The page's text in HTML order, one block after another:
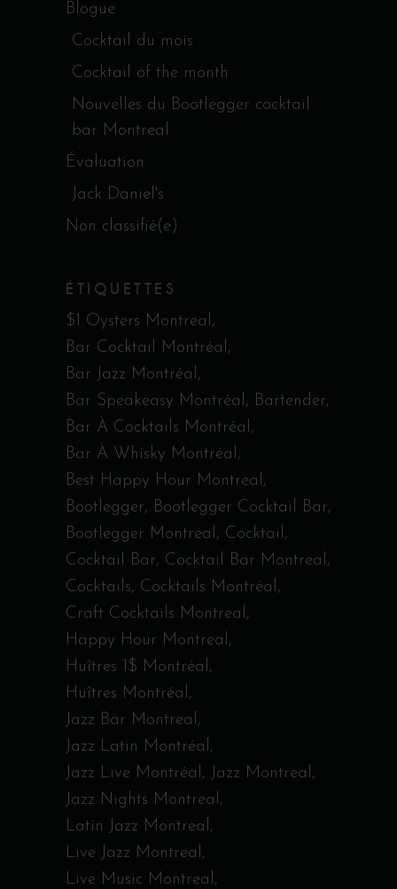
Blogue
Cocktail du mois
Cocktail of the month
Nouvelles du Bootlegger cocktail
bar Montreal
Évaluation
Jack Daniel's
Non classifié(e)
ÉTIQUETTES
$1 Oysters Montreal
Bar Cocktail Montréal
Bar Jazz Montréal
Bar Speakeasy Montréal
Bartender
Bar À Cocktails Montréal
Bar À Whisky Montréal
Best Happy Hour Montreal
Bootlegger
Bootlegger Cocktail Bar
Bootlegger Montreal
Cocktail
Cocktail Bar
Cocktail Bar Montreal
Cocktails
Cocktails Montréal
Craft Cocktails Montreal
Happy Hour Montreal
Huîtres 1$ Montréal
Huîtres Montréal
Jazz Bar Montreal
Jazz Latin Montréal
Jazz Live Montréal
Jazz Montreal
Jazz Nights Montreal
Latin Jazz Montreal
Live Jazz Montreal
Live Music Montreal